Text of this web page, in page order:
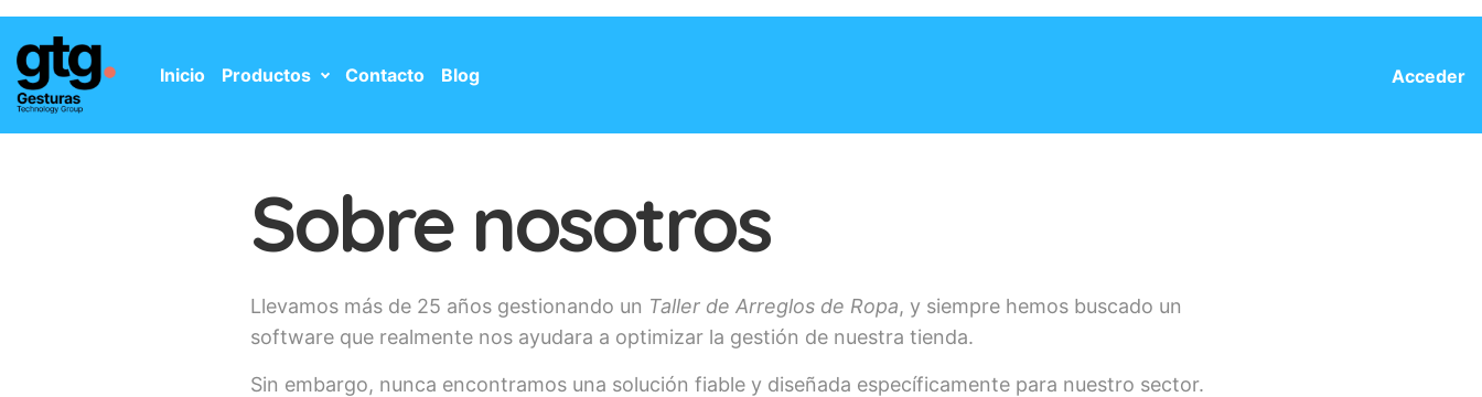
Inicio Productos Contacto Blog Acceder
Sobre nosotros
Llevamos más de 25 años gestionando un Taller de Arreglos de Ropa, y siempre hemos buscado un
software que realmente nos ayudara a optimizar la gestión de nuestra tienda.
Sin embargo, nunca encontramos una solución fiable y diseñada específicamente para nuestro sector.